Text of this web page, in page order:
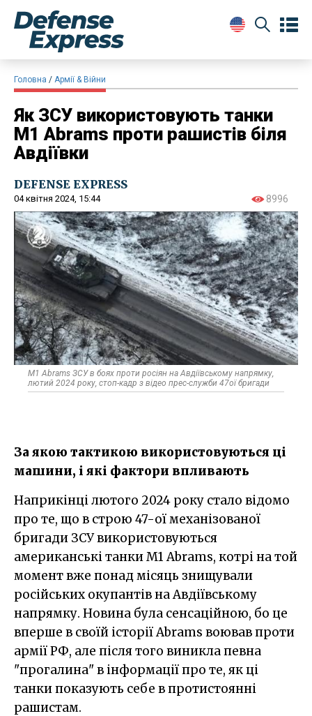
Головна Армії & Війни
Як ЗСУ використовують танки
M1 Abrams проти рашистів біля
Авдіївки
DEFENSE EXPRESS
04 квітня 2024, 15:44 8996
M1 Abrams ЗСУ в боях проти росіян на Авдіївському напрямку,
лютий 2024 року, стоп-кадр з відео прес-служби 47ої бригади
За якою тактикою використовуються ці
машини, і які фактори впливають
Наприкінці лютого 2024 року стало відомо
про те, що в строю 47-ої механізованої
бригади ЗСУ використовуються
американські танки M1 Abrams, котрі на той
момент вже понад місяць знищували
російських окупантів на Авдіївському
напрямку. Новина була сенсаційною, бо це
вперше в своїй історії Abrams воював проти
армії РФ, але після того виникла певна
"прогалина" в інформації про те, як ці
танки показують себе в протистоянні
рашистам.